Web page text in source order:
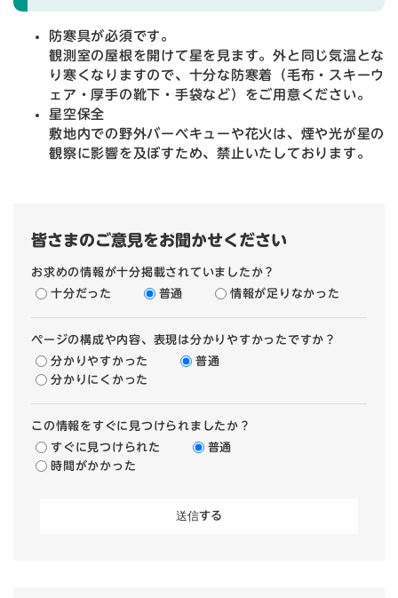
防寒具が必須です。
観測室の屋根を開けて星を見ます。外と同じ気温とな
り寒くなりますので、十分な防寒着（毛布・スキーウ
ェア・厚手の靴下・手袋など）をご用意ください。
星空保全
敷地内での野外バーベキューや花火は、煙や光が星の
観察に影響を及ぼすため、禁止いたしております。
皆さまのご意見をお聞かせください
お求めの情報が十分掲載されていましたか？
十分だった
普通 情報が足りなかった
ページの構成や内容、表現は分かりやすかったですか？
分かりやすかった
普通
分かりにくかった
この情報をすぐに見つけられましたか？
すぐに見つけられた
普通
時間がかかった